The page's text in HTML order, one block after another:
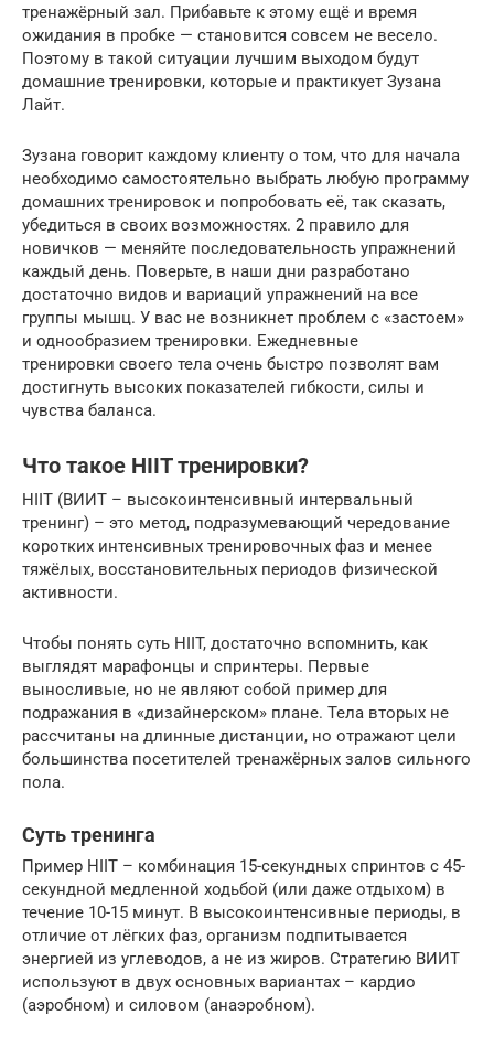
тренажёрный зал. Прибавьте к этому ещё и время
ожидания в пробке — становится совсем не весело.
Поэтому в такой ситуации лучшим выходом будут
домашние тренировки, которые и практикует Зузана
Лайт.
Зузана говорит каждому клиенту о том, что для начала
необходимо самостоятельно выбрать любую программу
домашних тренировок и попробовать её, так сказать,
убедиться в своих возможностях. 2 правило для
новичков — меняйте последовательность упражнений
каждый день. Поверьте, в наши дни разработано
достаточно видов и вариаций упражнений на все
группы мышц. У вас не возникнет проблем с «застоем»
и однообразием тренировки. Ежедневные
тренировки своего тела очень быстро позволят вам
достигнуть высоких показателей гибкости, силы и
чувства баланса.
Что такое HIIT тренировки?
HIIT (ВИИТ – высокоинтенсивный интервальный
тренинг) – это метод, подразумевающий чередование
коротких интенсивных тренировочных фаз и менее
тяжёлых, восстановительных периодов физической
активности.
Чтобы понять суть HIIT, достаточно вспомнить, как
выглядят марафонцы и спринтеры. Первые
выносливые, но не являют собой пример для
подражания в «дизайнерском» плане. Тела вторых не
рассчитаны на длинные дистанции, но отражают цели
большинства посетителей тренажёрных залов сильного
пола.
Суть тренинга
Пример HIIT – комбинация 15-секундных спринтов с 45-
секундной медленной ходьбой (или даже отдыхом) в
течение 10-15 минут. В высокоинтенсивные периоды, в
отличие от лёгких фаз, организм подпитывается
энергией из углеводов, а не из жиров. Стратегию ВИИТ
используют в двух основных вариантах – кардио
(аэробном) и силовом (анаэробном).